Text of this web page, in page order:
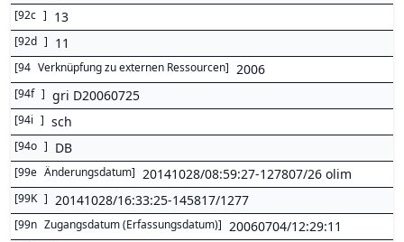
[92c ] 13
[92d ] 11
[94 Verknüpfung zu externen Ressourcen] 2006
[94f ] gri D20060725
[94i ] sch
[94o ] DB
[99e Änderungsdatum] 20141028/08:59:27-127807/26 olim
[99K ] 20141028/16:33:25-145817/1277
[99n Zugangsdatum (Erfassungsdatum)] 20060704/12:29:11